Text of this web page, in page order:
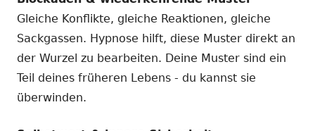
Gleiche Konflikte, gleiche Reaktionen, gleiche
Sackgassen. Hypnose hilft, diese Muster direkt an
der Wurzel zu bearbeiten. Deine Muster sind ein
Teil deines früheren Lebens - du kannst sie
überwinden.